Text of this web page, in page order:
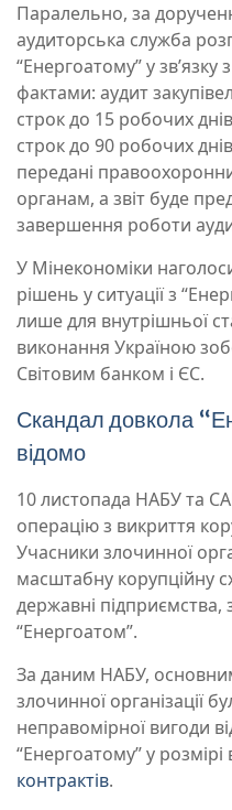
Паралельно, за
аудиторська служба
“Енергоатому” у
фактами: аудит
строк до 15 робочих
строк до 90 робочих
передані
органам, а звіт буде
завершення роботи
У Мінекономіки
рішень у ситуації з
лише для внутрішньої
виконання Україною
Світовим банком і ЄС.
Скандал довкола
відомо
10 листопада НАБУ та
операцію з викриття
Учасники злочинної
масштабну корупційну
державні
“Енергоатом”.
За даним НАБУ,
злочинної організації
неправомірної вигоди
“Енергоатому” у розмірі
контрактів.